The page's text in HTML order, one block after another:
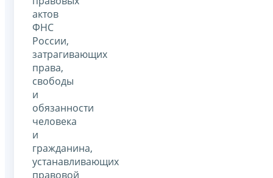
актов
ФНС
России,
затрагивающих
права,
свободы
и
обязанности
человека
и
гражданина,
устанавливающих
правовой